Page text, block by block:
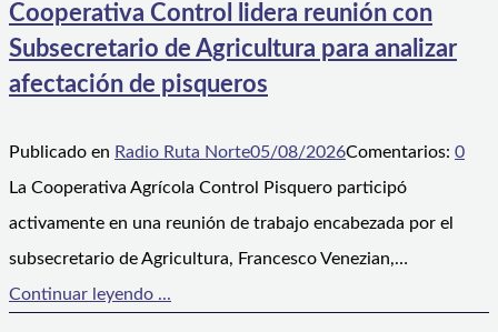
Cooperativa Control lidera reunión con
Subsecretario de Agricultura para analizar
afectación de pisqueros
Publicado en Radio Ruta Norte05/08/2026Comentarios: 0
La Cooperativa Agrícola Control Pisquero participó
activamente en una reunión de trabajo encabezada por el
subsecretario de Agricultura, Francesco Venezian,…
Continuar leyendo ...